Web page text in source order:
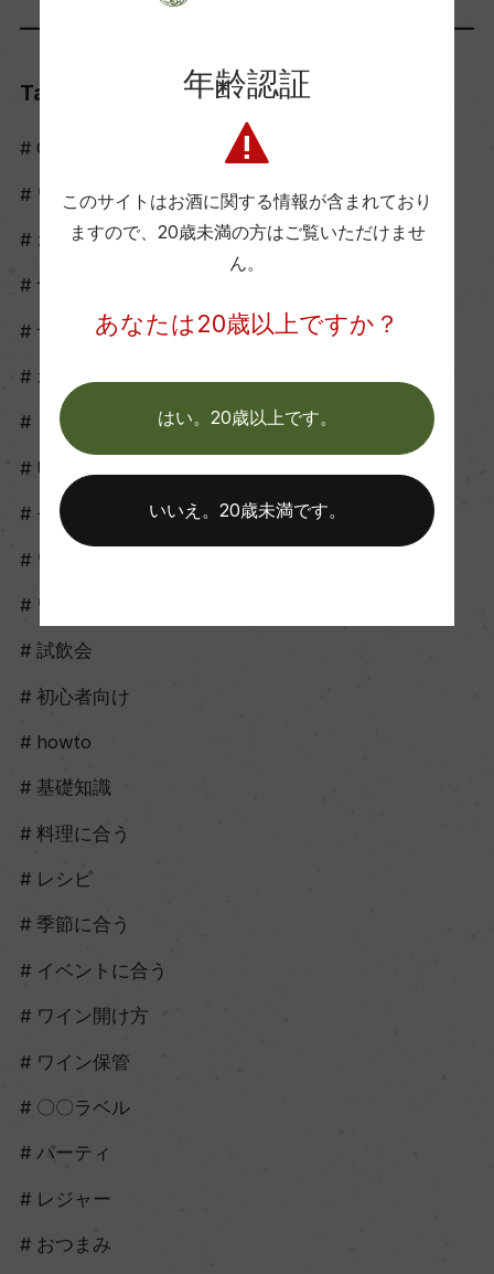
Tags
Craft Sake
ワイン
オリーブオイル
食品・飲料
ナチュールワイン
オレンジワイン
ロゼワイン
UNCORK
モトックスオンライン
ワイングッズ
ワイナリーツアー
試飲会
初心者向け
howto
基礎知識
料理に合う
レシピ
季節に合う
イベントに合う
ワイン開け方
ワイン保管
〇〇ラベル
パーティ
レジャー
おつまみ
年齢認証
このサイトはお酒に関する情報が含まれており
ますので、 20歳未満の方はご覧いただけませ
ん。
あなたは20歳以上ですか？
はい。20歳以上です。
いいえ。20歳未満です。